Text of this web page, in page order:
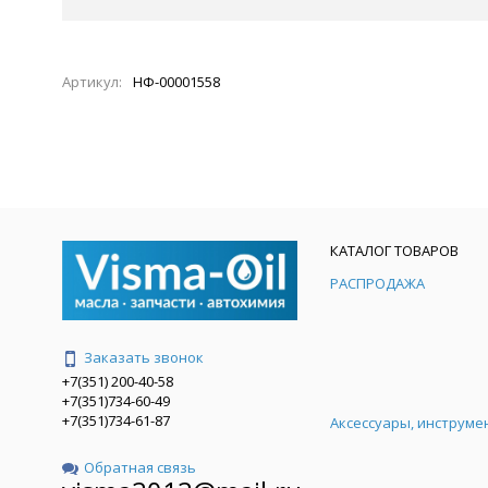
Артикул: НФ-00001558
Заказать звонок
+7(351) 200-40-58
+7(351)734-60-49
+7(351)734-61-87
Обратная связь
КАТАЛОГ ТОВАРОВ
РАСПРОДАЖА
Аксессуары,